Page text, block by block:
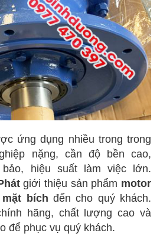
ứng dụng nhiều trong trong
nặng, cần độ bền cao,
bảo, hiệu suất làm việc lớn.
giới thiệu sản phẩm motor
bích đến cho quý khách.
hãng, chất lượng cao và
để phục vụ quý khách.